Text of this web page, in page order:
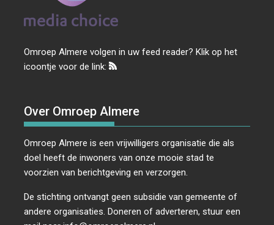
Omroep Almere volgen in uw feed reader? Klik op het
icoontje voor de link:
Over Omroep Almere
Omroep Almere is een vrijwilligers organisatie die als
doel heeft de inwoners van onze mooie stad te
voorzien van berichtgeving en verzorgen.
De stichting ontvangt geen subsidie van gemeente of
andere organisaties. Doneren of adverteren, stuur een